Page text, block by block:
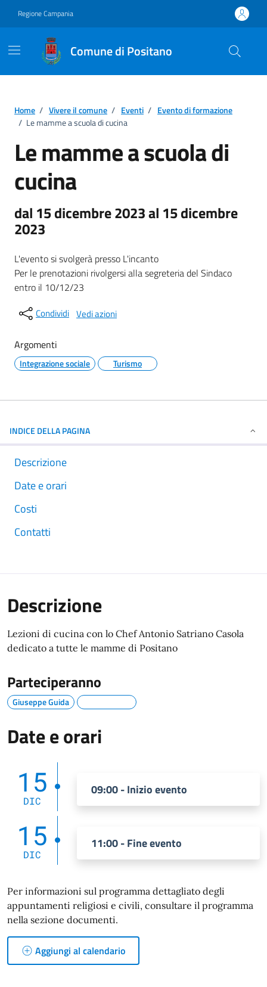
Regione Campania
Comune di Positano
Home / Vivere il comune / Eventi / Evento di formazione
/ Le mamme a scuola di cucina
Le mamme a scuola di
cucina
dal 15 dicembre 2023 al 15 dicembre
2023
L'evento si svolgerà presso L'incanto
Per le prenotazioni rivolgersi alla segreteria del Sindaco
entro il 10/12/23
Condividi Vedi azioni
Argomenti
Integrazione sociale Turismo
INDICE DELLA PAGINA
Descrizione
Date e orari
Costi
Contatti
Descrizione
Lezioni di cucina con lo Chef Antonio Satriano Casola
dedicato a tutte le mamme di Positano
Parteciperanno
Giuseppe Guida
Date e orari
15
DIC
09:00 - Inizio evento
15
DIC
11:00 - Fine evento
Per informazioni sul programma dettagliato degli
appuntamenti religiosi e civili, consultare il programma
nella sezione documenti.
Aggiungi al calendario